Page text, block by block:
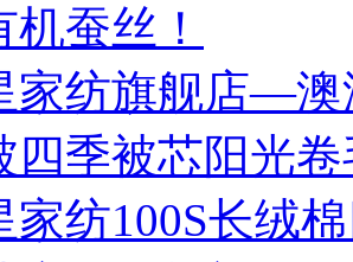
机蚕丝！
家纺旗舰店—澳
四季被芯阳光
家纺100S长绒